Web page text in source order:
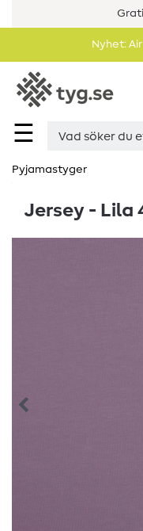
Nyhet:
☰
Pyjamastyger
Jersey - Lila